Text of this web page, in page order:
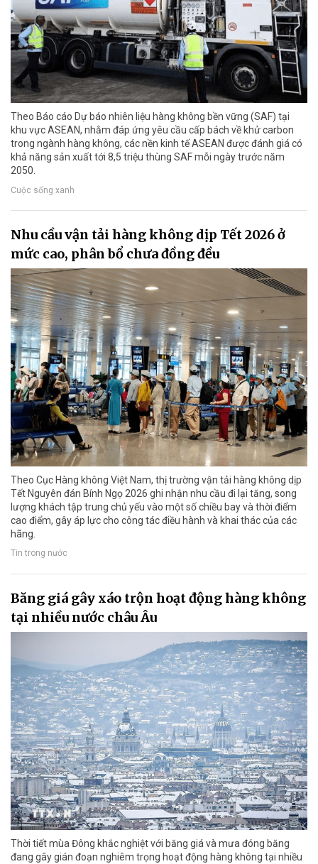
Theo Báo cáo Dự báo nhiên liệu hàng không bền vững (SAF) tại
khu vực ASEAN, nhằm đáp ứng yêu cầu cấp bách về khử carbon
trong ngành hàng không, các nền kinh tế ASEAN được đánh giá có
khả năng sản xuất tới 8,5 triệu thùng SAF mỗi ngày trước năm
2050.
Cuộc sống xanh
Nhu cầu vận tải hàng không dịp Tết 2026 ở
mức cao, phân bổ chưa đồng đều
Theo Cục Hàng không Việt Nam, thị trường vận tải hàng không dịp
Tết Nguyên đán Bính Ngọ 2026 ghi nhận nhu cầu đi lại tăng, song
lượng khách tập trung chủ yếu vào một số chiều bay và thời điểm
cao điểm, gây áp lực cho công tác điều hành và khai thác của các
hãng.
Tin trong nước
Băng giá gây xáo trộn hoạt động hàng không
tại nhiều nước châu Âu
Thời tiết mùa Đông khắc nghiệt với băng giá và mưa đóng băng
đang gây gián đoạn nghiêm trọng hoạt động hàng không tại nhiều